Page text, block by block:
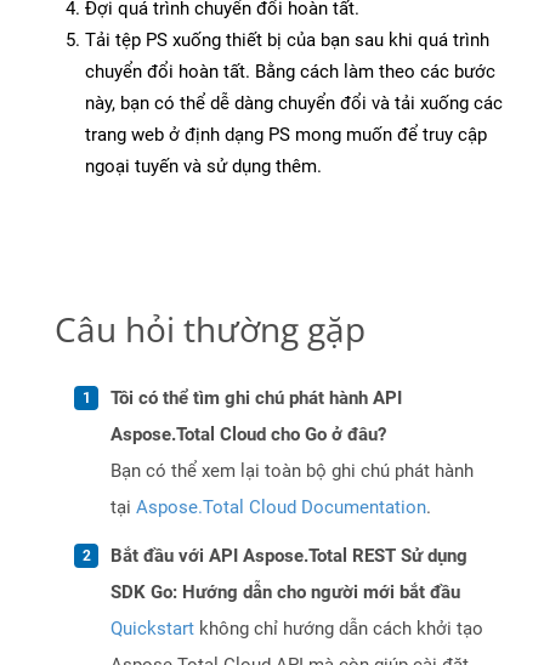
Đợi quá trình chuyển đổi hoàn tất.
Tải tệp PS xuống thiết bị của bạn sau khi quá trình
chuyển đổi hoàn tất. Bằng cách làm theo các bước
này, bạn có thể dễ dàng chuyển đổi và tải xuống các
trang web ở định dạng PS mong muốn để truy cập
ngoại tuyến và sử dụng thêm.
Câu hỏi thường gặp
Tôi có thể tìm ghi chú phát hành API
Aspose.Total Cloud cho Go ở đâu?
Bạn có thể xem lại toàn bộ ghi chú phát hành
tại Aspose.Total Cloud Documentation.
Bắt đầu với API Aspose.Total REST Sử dụng
SDK Go: Hướng dẫn cho người mới bắt đầu
Quickstart không chỉ hướng dẫn cách khởi tạo